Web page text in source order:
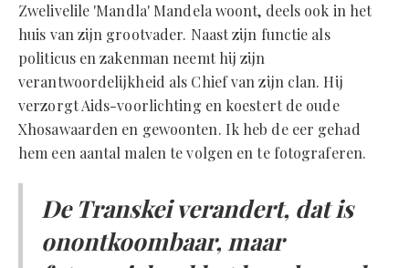
Zwelivelile 'Mandla' Mandela woont, deels ook in het
huis van zijn grootvader. Naast zijn functie als
politicus en zakenman neemt hij zijn
verantwoordelijkheid als Chief van zijn clan. Hij
verzorgt Aids-voorlichting en koestert de oude
Xhosawaarden en gewoonten. Ik heb de eer gehad
hem een aantal malen te volgen en te fotograferen.
De Transkei verandert, dat is
onontkoombaar, maar